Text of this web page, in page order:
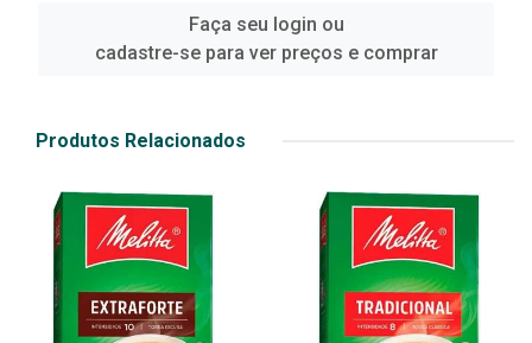
Faça seu login ou
cadastre-se para ver preços e comprar
Produtos Relacionados